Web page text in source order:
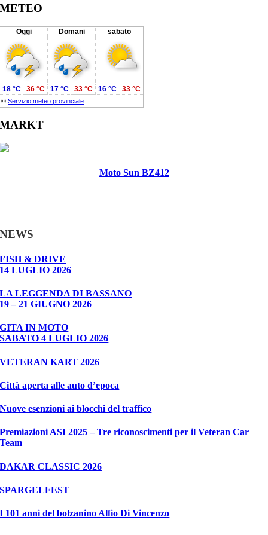
METEO
Oggi Domani sabato
©Servizio meteo provinciale
18 °C 36 °C 17 °C 33 °C 16 °C 33 °C
MARKT
Moto Sun BZ412
NEWS
FISH & DRIVE
14 LUGLIO 2026
LA LEGGENDA DI BASSANO
19 – 21 GIUGNO 2026
GITA IN MOTO
SABATO 4 LUGLIO 2026
VETERAN KART 2026
Città aperta alle auto d’epoca
Nuove esenzioni ai blocchi del traffico
Premiazioni ASI 2025 – Tre riconoscimenti per il Veteran Car
Team
DAKAR CLASSIC 2026
SPARGELFEST
I 101 anni del bolzanino Alfio Di Vincenzo